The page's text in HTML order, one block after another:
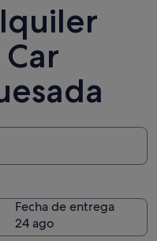
Fecha de entrega
24 ago